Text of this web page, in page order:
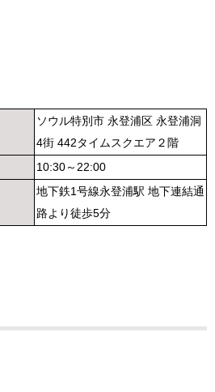
ソウル特別市 永登浦区 永登浦洞
4街 442タイムスクエア２階
10:30～22:00
地下鉄1号線永登浦駅 地下連結通
路より徒歩5分